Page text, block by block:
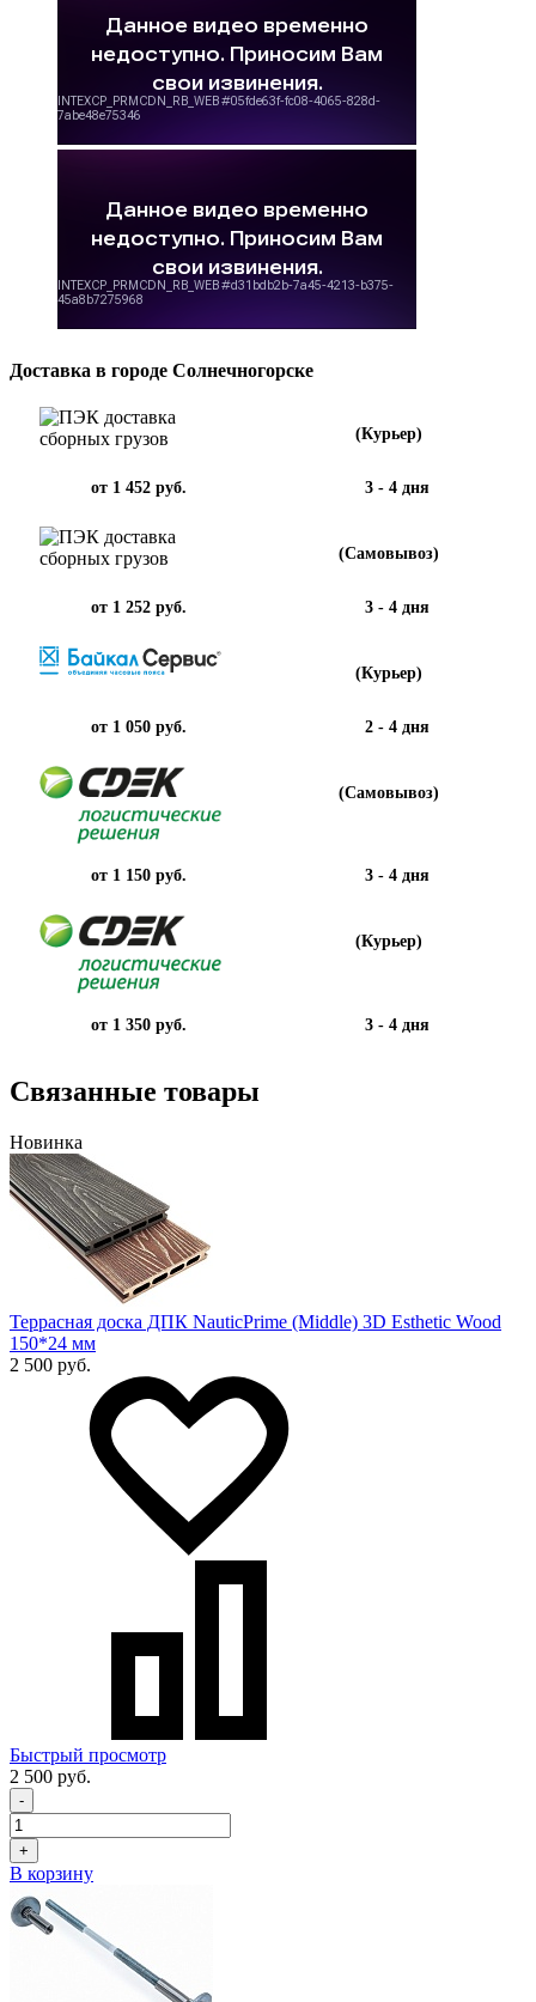
Доставка в городе Солнечногорске
(Курьер)
от 1 452 руб. 3 - 4 дня
(Самовывоз)
от 1 252 руб. 3 - 4 дня
(Курьер)
от 1 050 руб. 2 - 4 дня
(Самовывоз)
от 1 150 руб. 3 - 4 дня
(Курьер)
от 1 350 руб. 3 - 4 дня
Связанные товары
Новинка
Террасная доска ДПК NauticPrime (Middle) 3D Esthetic Wood
150*24 мм
2 500 руб.
Быстрый просмотр
2 500 руб.
-
+
В корзину